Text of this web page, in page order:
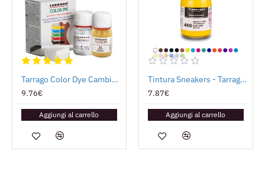
Tarrago Color Dye Cambia Colore
9.76€
Aggiungi al carrello
Tintura Sneakers - Tarrago Paint
7.87€
Aggiungi al carrello